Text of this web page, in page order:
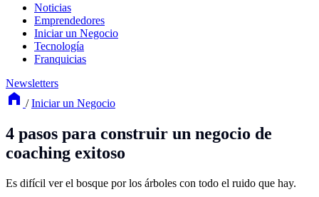
Noticias
Emprendedores
Iniciar un Negocio
Tecnología
Franquicias
Newsletters
/ Iniciar un Negocio
4 pasos para construir un negocio de
coaching exitoso
Es difícil ver el bosque por los árboles con todo el ruido que hay.